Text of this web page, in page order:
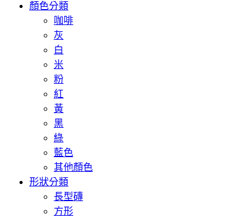
顏色分類
咖啡
灰
白
米
粉
紅
黃
黑
綠
藍色
其他顏色
形狀分類
長型磚
方形